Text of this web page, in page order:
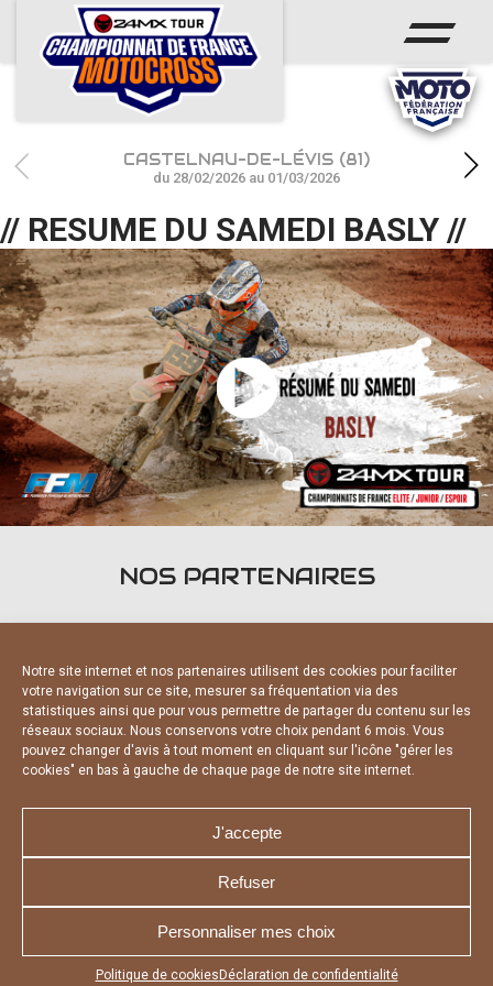
Notre site internet et nos partenaires utilisent des cookies pour faciliter
votre navigation sur ce site, mesurer sa fréquentation via des
statistiques ainsi que pour vous permettre de partager du contenu sur les
réseaux sociaux. Nous conservons votre choix pendant 6 mois. Vous
pouvez changer d'avis à tout moment en cliquant sur l'icône "gérer les
cookies" en bas à gauche de chaque page de notre site internet.
J'accepte
Refuser
Personnaliser mes choix
Politique de cookies Déclaration de confidentialité
Appuyez sur le bouton partager en bas de votre
ACCUEIL
ACTUS
CALENDRIER
RÉSULTATS
PHOTOS / WEB TV
CHAMPIONNAT
PARTENAIRES
accéder à la billetterie
CASTELNAU-DE-LÉVIS (81)
du 28/02/2026 au 01/03/2026
// RESUME DU SAMEDI BASLY //
NOS PARTENAIRES
PARTENAIRES OFFICIELS
NOUS CONTACTER
MENTIONS LÉGALES
CHARTE DE CONFIDENTIALITÉ
DÉCLARATION DE CONFIDENTIALITÉ
RÉALISÉ PAR L’AGENCE WEB A3 WEB